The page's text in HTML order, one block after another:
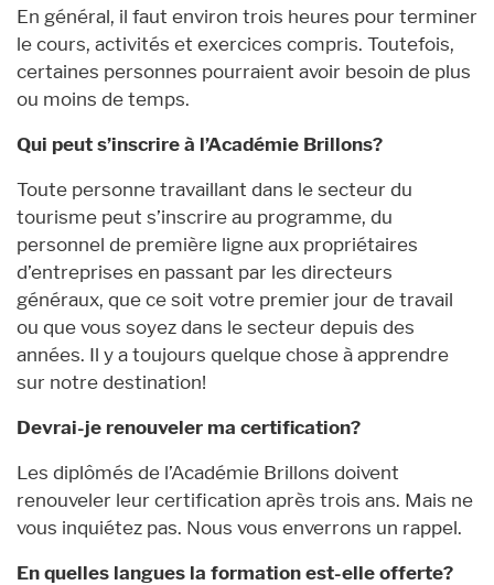
En général, il faut environ trois heures pour terminer
le cours, activités et exercices compris. Toutefois,
certaines personnes pourraient avoir besoin de plus
ou moins de temps.
Qui peut s’inscrire à l’Académie Brillons?
Toute personne travaillant dans le secteur du
tourisme peut s’inscrire au programme, du
personnel de première ligne aux propriétaires
d’entreprises en passant par les directeurs
généraux, que ce soit votre premier jour de travail
ou que vous soyez dans le secteur depuis des
années. Il y a toujours quelque chose à apprendre
sur notre destination!
Devrai-je renouveler ma certification?
Les diplômés de l’Académie Brillons doivent
renouveler leur certification après trois ans. Mais ne
vous inquiétez pas. Nous vous enverrons un rappel.
En quelles langues la formation est-elle offerte?